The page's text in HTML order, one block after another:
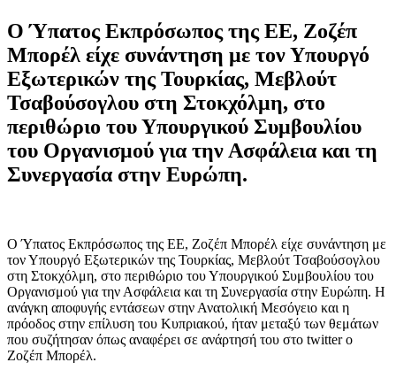
Ο Ύπατος Εκπρόσωπος της ΕΕ, Ζοζέπ
Μπορέλ είχε συνάντηση με τον Υπουργό
Εξωτερικών της Τουρκίας, Μεβλούτ
Τσαβούσογλου στη Στοκχόλμη, στο
περιθώριο του Υπουργικού Συμβουλίου
του Οργανισμού για την Ασφάλεια και τη
Συνεργασία στην Ευρώπη.
Ο Ύπατος Εκπρόσωπος της ΕΕ, Ζοζέπ Μπορέλ είχε συνάντηση με
τον Υπουργό Εξωτερικών της Τουρκίας, Μεβλούτ Τσαβούσογλου
στη Στοκχόλμη, στο περιθώριο του Υπουργικού Συμβουλίου του
Οργανισμού για την Ασφάλεια και τη Συνεργασία στην Ευρώπη. Η
ανάγκη αποφυγής εντάσεων στην Ανατολική Μεσόγειο και η
πρόοδος στην επίλυση του Κυπριακού, ήταν μεταξύ των θεμάτων
που συζήτησαν όπως αναφέρει σε ανάρτησή του στο twitter ο
Ζοζέπ Μπορέλ.